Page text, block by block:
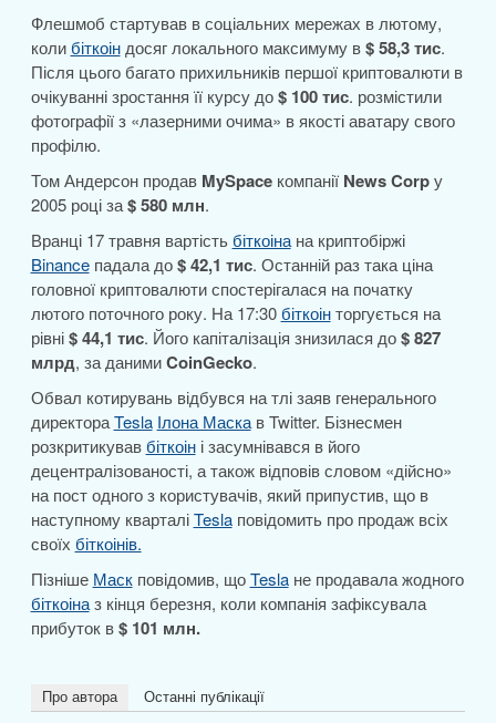
Флешмоб стартував в соціальних мережах в лютому,
колибіткоіндосяг локального максимуму в$ 58,3 тис.
Після цього багато прихильників першої криптовалюти в
очікуванні зростання її курсу до$ 100 тис. розмістили
фотографії з «лазерними очима» в якості аватару свого
профілю.
Том Андерсон продав MySpaceкомпанії News Corpу
2005 році за$ 580 млн.
Вранці 17 травня вартістьбіткоінана криптобіржі
Binanceпадала до$ 42,1 тис. Останній раз така ціна
головної криптовалюти спостерігалася на початку
лютого поточного року. На 17:30біткоінторгується на
рівні$ 44,1 тис. Його капіталізація знизилася до$ 827
млрд, за данимиCoinGecko.
Обвал котирувань відбувся на тлі заяв генерального
директораTesla Ілона Маскав Twitter. Бізнесмен
розкритикувавбіткоіні засумнівався в його
децентралізованості, а також відповів словом «дійсно»
на пост одного з користувачів, який припустив, що в
наступному кварталіTeslaповідомить про продаж всіх
своїх біткоінів.
Пізніше Маскповідомив, щоTeslaне продавала жодного
біткоіназ кінця березня, коли компанія зафіксувала
прибуток в$ 101 млн.
Про автора Останні публікації